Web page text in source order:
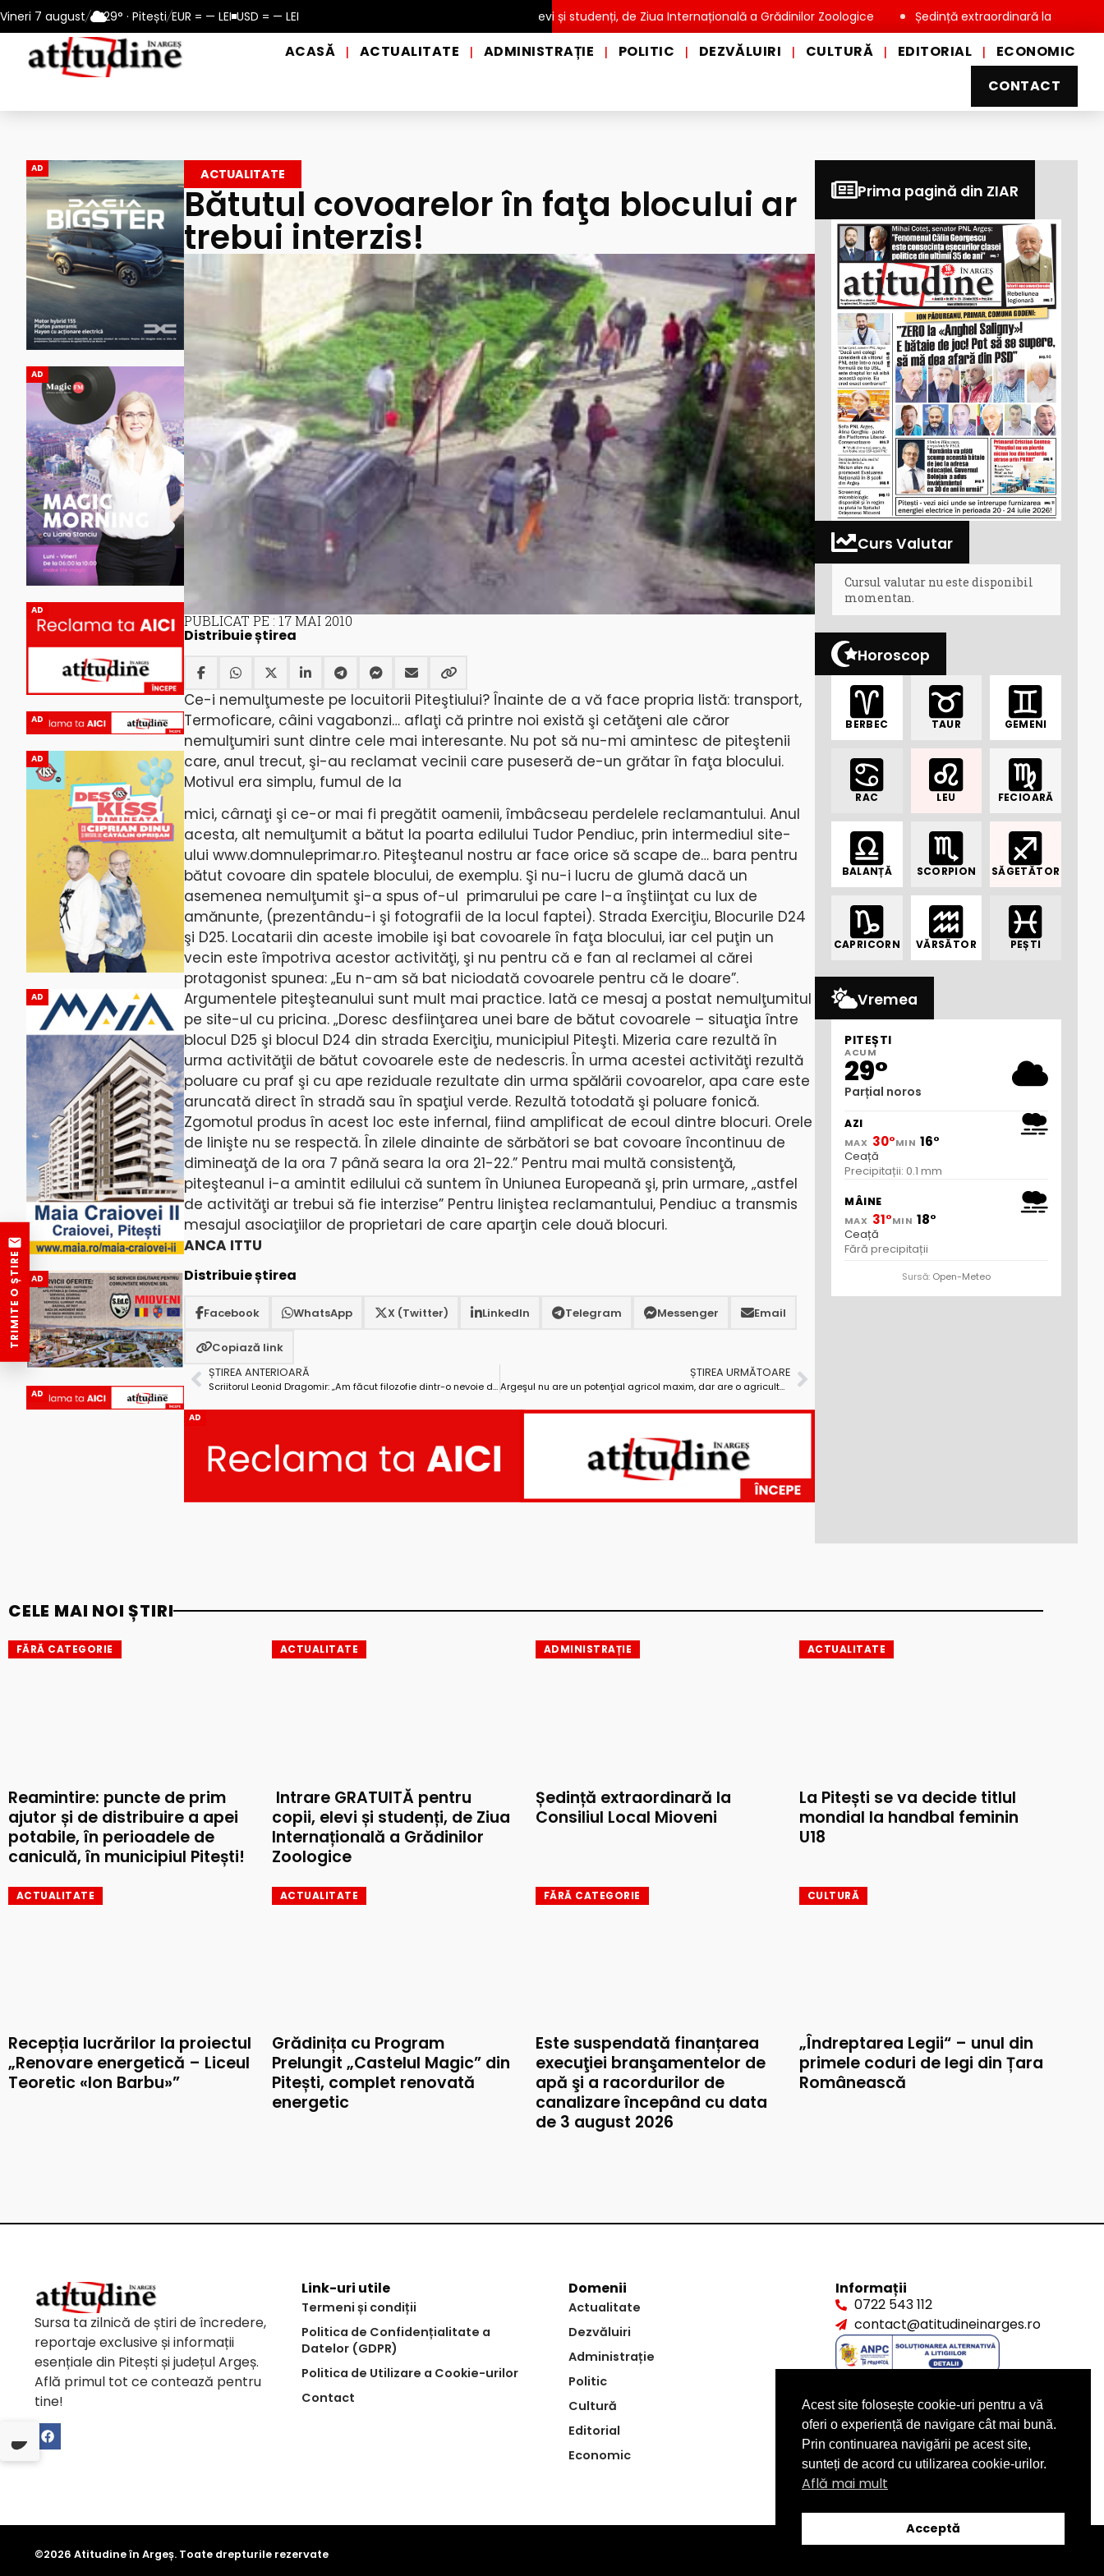
Vineri 7 august/ 29° · Pitești/EUR = — LEI USD = — LEI
de caniculă, în municipiul Pitești! Intrare GRATUITĂ pentru copii, elevi și studenți, de Ziua Internațională a Grădinilor Zoologice Ședință extraordinară la Consiliul Local
ACASĂ | ACTUALITATE | ADMINISTRAȚIE | POLITIC | DEZVĂLUIRI | CULTURĂ | EDITORIAL |
ECONOMIC
CONTACT
AD
AD
AD
AD
AD
AD
AD
AD
ACTUALITATE
Bătutul covoarelor în faţa blocului ar
trebui interzis!
PUBLICAT PE : 17 MAI 2010
Distribuie știrea
Ce-i nemulţumeste pe locuitorii Piteştiului? Înainte de a vă face propria listă: transport,
Termoficare, câini vagabonzi… aflaţi că printre noi există şi cetăţeni ale căror
nemulţumiri sunt dintre cele mai interesante. Nu pot să nu-mi amintesc de piteştenii
care, anul trecut, şi-au reclamat vecinii care puseseră de-un grătar în faţa blocului.
Motivul era simplu, fumul de la
mici, cârnaţi şi ce-or mai fi pregătit oamenii, îmbâcseau perdelele reclamantului. Anul
acesta, alt nemulţumit a bătut la poarta edilului Tudor Pendiuc, prin intermediul site-
ului www.domnuleprimar.ro. Piteşteanul nostru ar face orice să scape de… bara pentru
bătut covoare din spatele blocului, de exemplu. Şi nu-i lucru de glumă dacă un
asemenea nemulţumit şi-a spus of-ul primarului pe care l-a înştiinţat cu lux de
amănunte, (prezentându-i şi fotografii de la locul faptei). Strada Exerciţiu, Blocurile D24
şi D25. Locatarii din aceste imobile işi bat covoarele în faţa blocului, iar cel puţin un
vecin este împotriva acestor activităţi, şi nu pentru că e fan al reclamei al cărei
protagonist spunea: „Eu n-am să bat niciodată covoarele pentru că le doare”.
Argumentele piteşteanului sunt mult mai practice. Iată ce mesaj a postat nemulţumitul
pe site-ul cu pricina. „Doresc desfiinţarea unei bare de bătut covoarele – situaţia între
blocul D25 şi blocul D24 din strada Exerciţiu, municipiul Piteşti. Mizeria care rezultă în
urma activităţii de bătut covoarele este de nedescris. În urma acestei activităţi rezultă
poluare cu praf şi cu ape reziduale rezultate din urma spălării covoarelor, apa care este
aruncată direct în stradă sau în spaţiul verde. Rezultă totodată şi poluare fonică.
Zgomotul produs în acest loc este infernal, fiind amplificat de ecoul dintre blocuri. Orele
de linişte nu se respectă. În zilele dinainte de sărbători se bat covoare încontinuu de
dimineaţă de la ora 7 până seara la ora 21-22.” Pentru mai multă consistenţă,
piteşteanul i-a amintit edilului că suntem în Uniunea Europeană şi, prin urmare, „astfel
de activităţi ar trebui să fie interzise” Pentru liniştea reclamantului, Pendiuc a transmis
mesajul asociaţiilor de proprietari de care aparţin cele două blocuri.
ANCA ITTU
Distribuie știrea
Facebook WhatsApp X (Twitter) LinkedIn Telegram Messenger Email
Copiază link
ȘTIREA ANTERIOARĂ
Scriitorul Leonid Dragomir: „Am făcut filozofie dintr-o nevoie de a compensa ceea ce nu-mi oferea medicina”
ȘTIREA URMĂTOARE
Argeşul nu are un potenţial agricol maxim, dar are o agricultură bine structurată şi dezvoltată
AD
Prima pagină din ZIAR
Curs Valutar
Cursul valutar nu este disponibil
momentan.
Horoscop
BERBEC TAUR GEMENI
RAC LEU FECIOARĂ
BALANȚĂ SCORPION SĂGETĂTOR
CAPRICORN VĂRSĂTOR PEȘTI
Vremea
PITEȘTI
ACUM
29°
Parțial noros
AZI
MAX 30°MIN 16°
Ceață
Precipitații: 0.1 mm
MÂINE
MAX 31°MIN 18°
Ceață
Fără precipitații
Sursă: Open-Meteo
CELE MAI NOI ȘTIRI
FĂRĂ CATEGORIE
Reamintire: puncte de prim
ajutor și de distribuire a apei
potabile, în perioadele de
caniculă, în municipiul Pitești!
ACTUALITATE
Intrare GRATUITĂ pentru
copii, elevi și studenți, de Ziua
Internațională a Grădinilor
Zoologice
ADMINISTRAȚIE
Ședință extraordinară la
Consiliul Local Mioveni
ACTUALITATE
La Pitești se va decide titlul
mondial la handbal feminin
U18
ACTUALITATE
Recepția lucrărilor la proiectul
„Renovare energetică – Liceul
Teoretic «Ion Barbu»”
ACTUALITATE
Grădinița cu Program
Prelungit „Castelul Magic” din
Pitești, complet renovată
energetic
FĂRĂ CATEGORIE
Este suspendată finanțarea
execuţiei branşamentelor de
apă şi a racordurilor de
canalizare începând cu data
de 3 august 2026
CULTURĂ
„Îndreptarea Legii“ – unul din
primele coduri de legi din Țara
Românească
Sursa ta zilnică de știri de încredere,
reportaje exclusive și informații
esențiale din Pitești și județul Argeș.
Află primul tot ce contează pentru
tine!
Link-uri utile
Termeni și condiții
Politica de Confidențialitate a
Datelor (GDPR)
Politica de Utilizare a Cookie-urilor
Contact
Domenii
Actualitate
Dezvăluiri
Administrație
Politic
Cultură
Editorial
Economic
Informații
0722 543 112
contact@atitudineinarges.ro
©2026 Atitudine în Argeș. Toate drepturile rezervate
TRIMITE O ȘTIRE
Acest site folosește cookie-uri pentru a vă
oferi o experiență de navigare cât mai bună.
Prin continuarea navigării pe acest site,
sunteți de acord cu utilizarea cookie-urilor.
Află mai mult
Acceptă